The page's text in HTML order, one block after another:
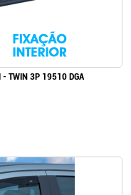
- TWIN 3P 19510 DGA